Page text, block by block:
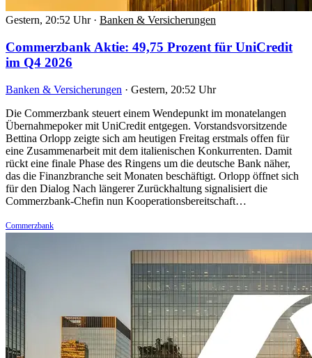
Gestern, 20:52 Uhr · Banken & Versicherungen
Commerzbank Aktie: 49,75 Prozent für UniCredit
im Q4 2026
Banken & Versicherungen · Gestern, 20:52 Uhr
Die Commerzbank steuert einem Wendepunkt im monatelangen
Übernahmepoker mit UniCredit entgegen. Vorstandsvorsitzende
Bettina Orlopp zeigte sich am heutigen Freitag erstmals offen für
eine Zusammenarbeit mit dem italienischen Konkurrenten. Damit
rückt eine finale Phase des Ringens um die deutsche Bank näher,
das die Finanzbranche seit Monaten beschäftigt. Orlopp öffnet sich
für den Dialog Nach längerer Zurückhaltung signalisiert die
Commerzbank-Chefin nun Kooperationsbereitschaft…
Commerzbank